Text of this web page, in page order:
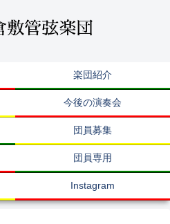
楽団紹介
今後の演奏会
団員募集
団員専用
Instagram